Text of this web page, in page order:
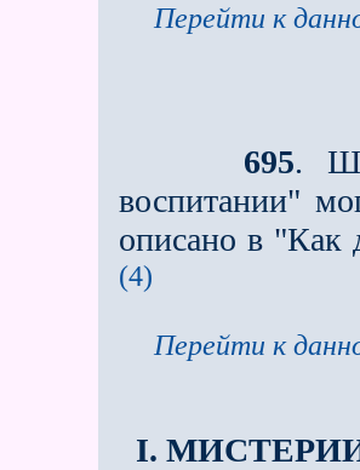
Перейти к
695.
воспитании"
описано в "Как
(4)
Перейти к
I.